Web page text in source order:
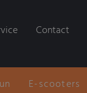
Contact
E-scooters